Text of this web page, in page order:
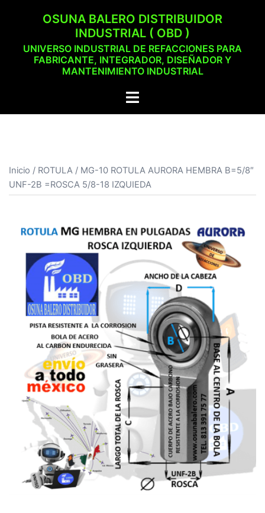
OSUNA BALERO DISTRIBUIDOR
INDUSTRIAL ( OBD )
UNIVERSO INDUSTRIAL DE REFACCIONES PARA
FABRICANTE, INTEGRADOR, DISEÑADOR Y
MANTENIMIENTO INDUSTRIAL
Alternar
Inicio / ROTULA / MG-10 ROTULA AURORA HEMBRA B=5/8″
UNF-2B =ROSCA 5/8-18 IZQUIEDA